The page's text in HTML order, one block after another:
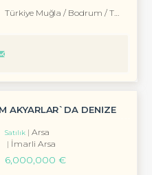
Türkiye Muğla / Bodrum / Turgutreis
AKYARLAR`DA DENİZE
Satılık
Arsa
İmarli Arsa
6,000,000 €